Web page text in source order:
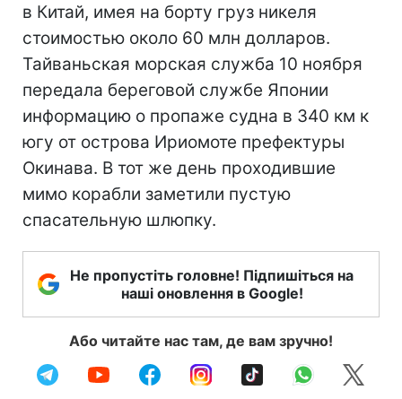
в Китай, имея на борту груз никеля
стоимостью около 60 млн долларов.
Тайваньская морская служба 10 ноября
передала береговой службе Японии
информацию о пропаже судна в 340 км к
югу от острова Ириомоте префектуры
Окинава. В тот же день проходившие
мимо корабли заметили пустую
спасательную шлюпку.
Не пропустіть головне! Підпишіться на
наші оновлення в Google!
Або читайте нас там, де вам зручно!